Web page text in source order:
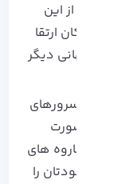
که از این
امکان ارتقا
های جهانی دیگر
سرورهای
دهیم، در صورت
مشاروه های
و کار خودتان را